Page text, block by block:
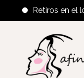
Retiros en el
contenido